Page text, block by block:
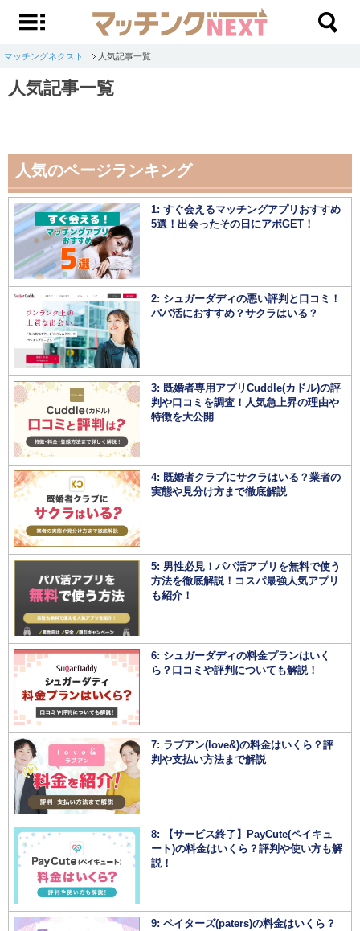
マッチングネクスト 人気記事一覧
人気記事一覧
人気のページランキング
1: すぐ会えるマッチングアプリおすすめ
5選！出会ったその日にアポGET！
2: シュガーダディの悪い評判と口コミ！
パパ活におすすめ？サクラはいる？
3: 既婚者専用アプリCuddle(カドル)の評
判や口コミを調査！人気急上昇の理由や
特徴を大公開
4: 既婚者クラブにサクラはいる？業者の
実態や見分け方まで徹底解説
5: 男性必見！パパ活アプリを無料で使う
方法を徹底解説！コスパ最強人気アプリ
も紹介！
6: シュガーダディの料金プランはいく
ら？口コミや評判についても解説！
7: ラブアン(love&)の料金はいくら？評
判や支払い方法まで解説
8: 【サービス終了】PayCute(ペイキュ
ート)の料金はいくら？評判や使い方も解
説！
9: ペイターズ(paters)の料金はいくら？